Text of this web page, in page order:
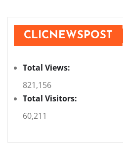
CLICNEWSPOST
Total Views:
821,156
Total Visitors:
60,211